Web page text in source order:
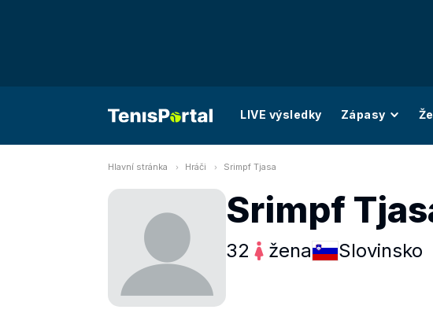
LIVE výsledky Zápasy
Hlavní stránka Hráči Srimpf Tjasa
Srimpf
32 žena Slovinsko